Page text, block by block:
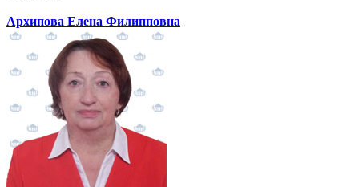
Архипова Елена Филипповна